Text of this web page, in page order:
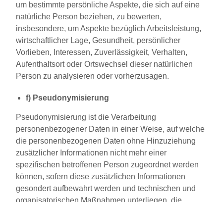
um bestimmte persönliche Aspekte, die sich auf eine
natürliche Person beziehen, zu bewerten,
insbesondere, um Aspekte bezüglich Arbeitsleistung,
wirtschaftlicher Lage, Gesundheit, persönlicher
Vorlieben, Interessen, Zuverlässigkeit, Verhalten,
Aufenthaltsort oder Ortswechsel dieser natürlichen
Person zu analysieren oder vorherzusagen.
f) Pseudonymisierung
Pseudonymisierung ist die Verarbeitung
personenbezogener Daten in einer Weise, auf welche
die personenbezogenen Daten ohne Hinzuziehung
zusätzlicher Informationen nicht mehr einer
spezifischen betroffenen Person zugeordnet werden
können, sofern diese zusätzlichen Informationen
gesondert aufbewahrt werden und technischen und
organisatorischen Maßnahmen unterliegen, die